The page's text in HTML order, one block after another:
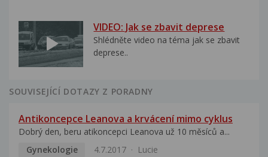
VIDEO: Jak se zbavit deprese
Shlédněte video na téma jak se zbavit
deprese..
SOUVISEJÍCÍ DOTAZY Z PORADNY
Antikoncepce Leanova a krvácení mimo cyklus
Dobrý den, beru atikoncepci Leanova už 10 měsíců a...
Gynekologie
4.7.2017 Lucie